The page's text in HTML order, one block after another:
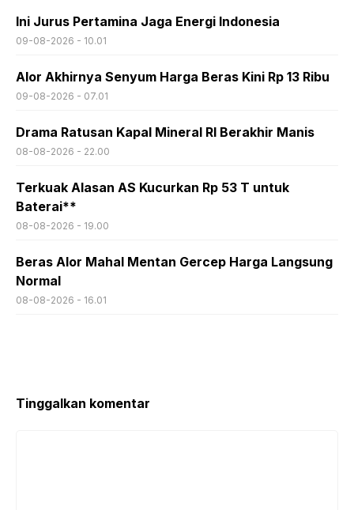
Ini Jurus Pertamina Jaga Energi Indonesia
09-08-2026 - 10.01
Alor Akhirnya Senyum Harga Beras Kini Rp 13 Ribu
09-08-2026 - 07.01
Drama Ratusan Kapal Mineral RI Berakhir Manis
08-08-2026 - 22.00
Terkuak Alasan AS Kucurkan Rp 53 T untuk
Baterai**
08-08-2026 - 19.00
Beras Alor Mahal Mentan Gercep Harga Langsung
Normal
08-08-2026 - 16.01
Tinggalkan komentar